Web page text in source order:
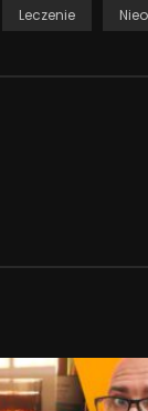
Leczenie